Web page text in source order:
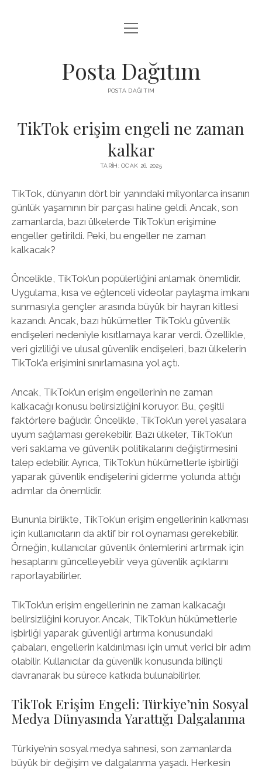
INSTAGRAM GIZLI HIKAYE İZLE
PARASIZ TWITTER BEĞENI YÜKSELTME
menüyü
aç
Posta Dağıtım
POSTA DAĞITIM
TikTok erişim engeli ne zaman
kalkar
TARIH: OCAK 26, 2025
TikTok, dünyanın dört bir yanındaki milyonlarca insanın
günlük yaşamının bir parçası haline geldi. Ancak, son
zamanlarda, bazı ülkelerde TikTok’un erişimine
engeller getirildi. Peki, bu engeller ne zaman
kalkacak?
Öncelikle, TikTok’un popülerliğini anlamak önemlidir.
Uygulama, kısa ve eğlenceli videolar paylaşma imkanı
sunmasıyla gençler arasında büyük bir hayran kitlesi
kazandı. Ancak, bazı hükümetler TikTok’u güvenlik
endişeleri nedeniyle kısıtlamaya karar verdi. Özellikle,
veri gizliliği ve ulusal güvenlik endişeleri, bazı ülkelerin
TikTok’a erişimini sınırlamasına yol açtı.
Ancak, TikTok’un erişim engellerinin ne zaman
kalkacağı konusu belirsizliğini koruyor. Bu, çeşitli
faktörlere bağlıdır. Öncelikle, TikTok’un yerel yasalara
uyum sağlaması gerekebilir. Bazı ülkeler, TikTok’un
veri saklama ve güvenlik politikalarını değiştirmesini
talep edebilir. Ayrıca, TikTok’un hükümetlerle işbirliği
yaparak güvenlik endişelerini giderme yolunda attığı
adımlar da önemlidir.
Bununla birlikte, TikTok’un erişim engellerinin kalkması
için kullanıcıların da aktif bir rol oynaması gerekebilir.
Örneğin, kullanıcılar güvenlik önlemlerini artırmak için
hesaplarını güncelleyebilir veya güvenlik açıklarını
raporlayabilirler.
TikTok’un erişim engellerinin ne zaman kalkacağı
belirsizliğini koruyor. Ancak, TikTok’un hükümetlerle
işbirliği yaparak güvenliği artırma konusundaki
çabaları, engellerin kaldırılması için umut verici bir adım
olabilir. Kullanıcılar da güvenlik konusunda bilinçli
davranarak bu sürece katkıda bulunabilirler.
TikTok Erişim Engeli: Türkiye’nin Sosyal
Medya Dünyasında Yarattığı Dalgalanma
Türkiye’nin sosyal medya sahnesi, son zamanlarda
büyük bir değişim ve dalgalanma yaşadı. Herkesin